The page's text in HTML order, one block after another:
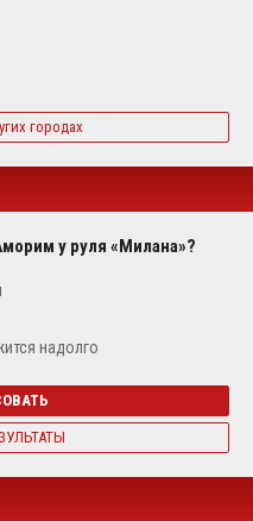
городах
у руля «Милана»?
надолго